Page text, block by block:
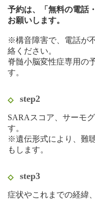
予約は、「無料の電話
お願いします。
※構音障害で、電話が
絡ください。
脊髄小脳変性症専用の
す。
step2
SARAスコア、サーモ
す。
※遺伝形式により、難
もします。
step3
症状やこれまでの経緯